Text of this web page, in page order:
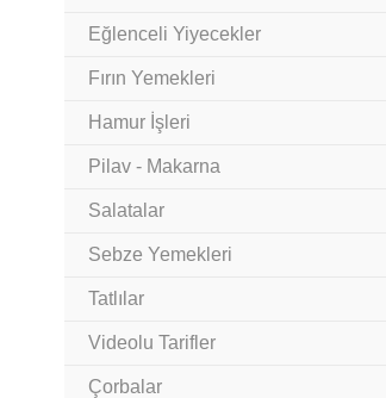
Eğlenceli Yiyecekler
Fırın Yemekleri
Hamur İşleri
Pilav - Makarna
Salatalar
Sebze Yemekleri
Tatlılar
Videolu Tarifler
Çorbalar